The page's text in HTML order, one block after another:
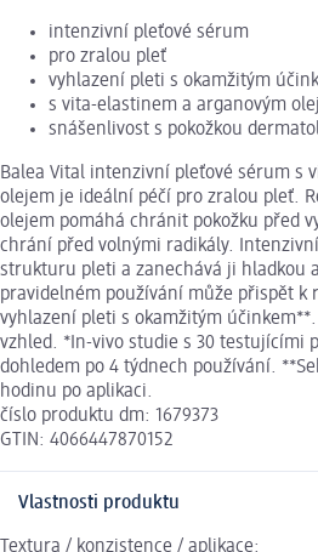
intenzivní pleťové sérum
pro zralou pleť
vyhlazení pleti s okamžitým
s vita-elastinem a arganovým
snášenlivost s pokožkou
Balea Vital intenzivní pleťové sérum s
olejem je ideální péčí pro zralou pleť.
olejem pomáhá chránit pokožku před
chrání před volnými radikály.
strukturu pleti a zanechává ji hladkou
pravidelném používání může přispět k
vyhlazení pleti s okamžitým
vzhled. *In-vivo studie s 30 testujícími
dohledem po 4 týdnech používání.
hodinu po aplikaci.
číslo produktu dm: 1679373
GTIN: 4066447870152
Vlastnosti produktu
Textura / konzistence / aplikace: